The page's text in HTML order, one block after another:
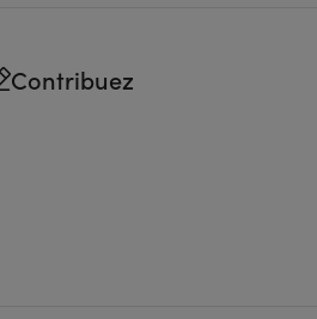
Contribuez